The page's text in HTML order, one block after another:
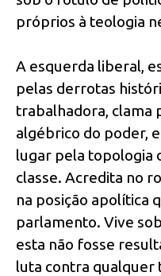
próprios à teologia
A esquerda liberal,
pelas derrotas
trabalhadora, clama
algébrico do poder,
lugar pela topologia
classe. Acredita no
na posição apolítica
parlamento. Vive
esta não fosse
luta contra qualquer